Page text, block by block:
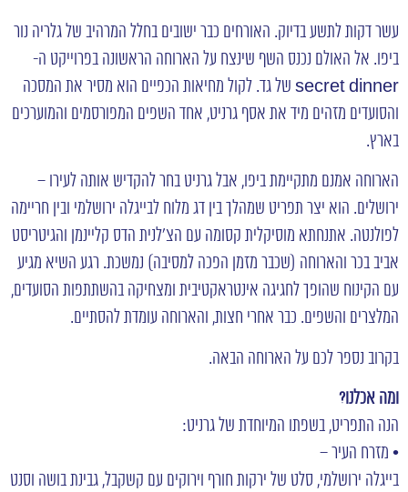
עשר דקות לתשע בדיוק. האורחים כבר ישובים בחלל המרהיב של גלריה נור
ביפו. אל האולם נכנס השף שינצח על הארוחה הראשונה בפרוייקט ה-
secret dinner של גד. לקול מחיאות הכפיים הוא מסיר את המסכה
והסועדים מזהים מיד את אסף גרניט, אחד השפים המפורסמים והמוערכים
בארץ.
הארוחה אמנם מתקיימת ביפו, אבל גרניט בחר להקדיש אותה לעירו –
ירושלים. הוא יצר תפריט שמהלך בין דג מלוח לבייגלה ירושלמי ובין חריימה
לפולנטה. אתנחתא מוסיקלית קסומה עם הצ’לנית הדס קליינמן והגיטריסט
אביב בכר והארוחה (שכבר מזמן הפכה למסיבה) נמשכת. רגע השיא מגיע
עם הקינוח שהופך לחגיגה אינטראקטיבית ומצחיקה בהשתתפות הסועדים,
המלצרים והשפים. כבר אחרי חצות, והארוחה עומדת להסתיים.
בקרוב נספר לכם על הארוחה הבאה.
ומה אכלנו?
הנה התפריט, בשפתו המיוחדת של גרניט:
• מזרח העיר –
בייגלה ירושלמי, סלט של ירקות חורף וירוקים עם קשקבל, גבינת בושה וסנט